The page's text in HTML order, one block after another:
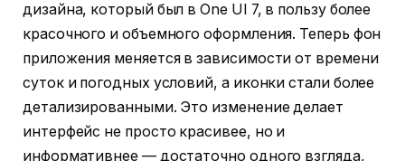
дизайна, который был в One UI 7, в пользу более
красочного и объемного оформления. Теперь фон
приложения меняется в зависимости от времени
суток и погодных условий, а иконки стали более
детализированными. Это изменение делает
интерфейс не просто красивее, но и
информативнее — достаточно одного взгляда,